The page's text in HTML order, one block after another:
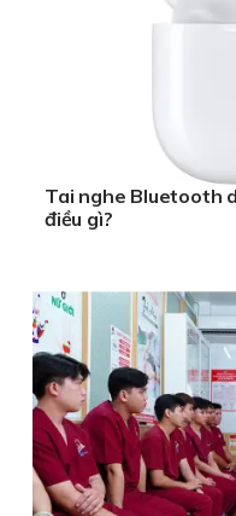
Tai nghe Bluetooth
điều gì?